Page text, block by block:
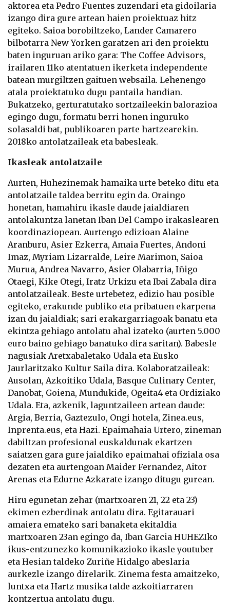
aktorea eta Pedro Fuentes zuzendari eta gidoilaria
izango dira gure artean haien proiektuaz hitz
egiteko. Saioa borobiltzeko, Lander Camarero
bilbotarra New Yorken garatzen ari den proiektu
baten inguruan ariko gara: The Coffee Advisors,
irailaren 11ko atentatuen ikerketa independente
batean murgiltzen gaituen websaila. Lehenengo
atala proiektatuko dugu pantaila handian.
Bukatzeko, gerturatutako sortzaileekin balorazioa
egingo dugu, formatu berri honen inguruko
solasaldi bat, publikoaren parte hartzearekin.
2018ko antolatzaileak eta babesleak.
Ikasleak antolatzaile
Aurten, Huhezinemak hamaika urte beteko ditu eta
antolatzaile taldea berritu egin da. Oraingo
honetan, hamahiru ikasle daude jaialdiaren
antolakuntza lanetan Iban Del Campo irakaslearen
koordinaziopean. Aurtengo edizioan Alaine
Aranburu, Asier Ezkerra, Amaia Fuertes, Andoni
Imaz, Myriam Lizarralde, Leire Marimon, Saioa
Murua, Andrea Navarro, Asier Olabarria, Iñigo
Otaegi, Kike Otegi, Iratz Urkizu eta Ibai Zabala dira
antolatzaileak. Beste urtebetez, edizio hau posible
egiteko, erakunde publiko eta pribatuen ekarpena
izan du jaialdiak; sari erakargarriagoak banatu eta
ekintza gehiago antolatu ahal izateko (aurten 5.000
euro baino gehiago banatuko dira saritan). Babesle
nagusiak Aretxabaletako Udala eta Eusko
Jaurlaritzako Kultur Saila dira. Kolaboratzaileak:
Ausolan, Azkoitiko Udala, Basque Culinary Center,
Danobat, Goiena, Mundukide, Ogeita4 eta Ordiziako
Udala. Eta, azkenik, laguntzaileen artean daude:
Argia, Berria, Gaztezulo, Ongi hotela, Zinea.eus,
Inprenta.eus, eta Hazi. Epaimahaia Urtero, zineman
dabiltzan profesional euskaldunak ekartzen
saiatzen gara gure jaialdiko epaimahai ofiziala osa
dezaten eta aurtengoan Maider Fernandez, Aitor
Arenas eta Edurne Azkarate izango ditugu gurean.
Hiru egunetan zehar (martxoaren 21, 22 eta 23)
ekimen ezberdinak antolatu dira. Egitarauari
amaiera emateko sari banaketa ekitaldia
martxoaren 23an egingo da, Iban Garcia HUHEZIko
ikus-entzunezko komunikazioko ikasle youtuber
eta Hesian taldeko Zuriñe Hidalgo abeslaria
aurkezle izango direlarik. Zinema festa amaitzeko,
luntxa eta Hartz musika talde azkoitiarraren
kontzertua antolatu dugu.